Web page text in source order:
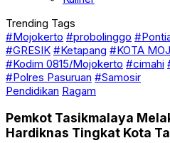
Trending Tags
#Mojokerto #probolinggo
#GRESIK #Ketapang #KOTA
#Kodim 0815/Mojokerto #cimahi
#Polres Pasuruan #Samosir
Pendidikan Ragam
Pemkot Tasikmalaya
Hardiknas Tingkat Kota